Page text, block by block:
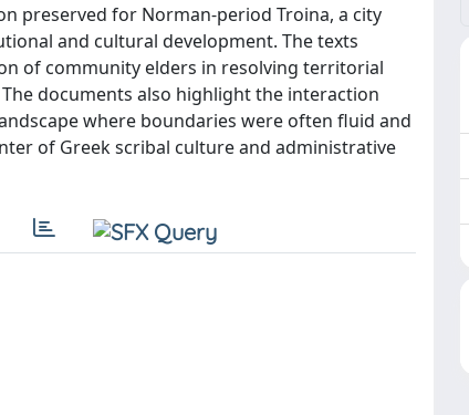
preserved for Norman-period Troina, a city
and cultural development. The texts
of community elders in resolving territorial
documents also highlight the interaction
where boundaries were often fluid and
of Greek scribal culture and administrative